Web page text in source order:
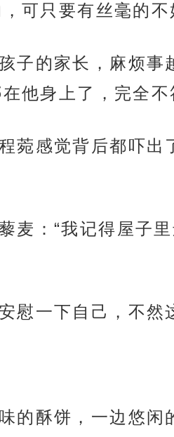
可只要有丝毫的
的家长，麻烦事
他身上了，完全
菀感觉背后都吓出
麦：“我记得屋子
一下自己，不然
酥饼，一边悠闲